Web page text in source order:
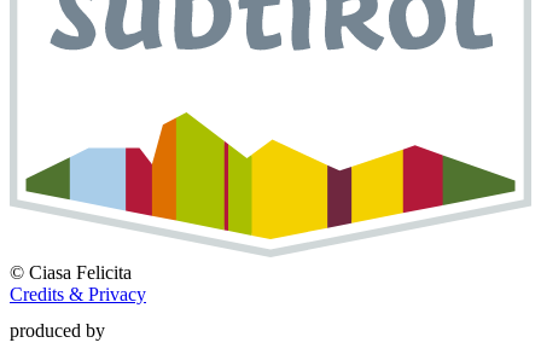
© Ciasa Felicita
Credits & Privacy
produced by